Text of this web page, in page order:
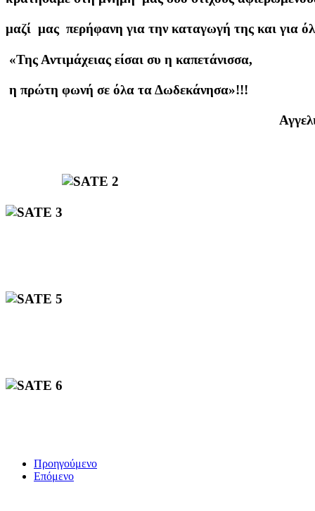
μαζί μας περήφανη για την καταγωγή της και για
«Της Αντιμάχειας είσαι συ η καπετάνισσα,
η πρώτη φωνή σε όλα τα Δωδεκάνησα»!!!
Αγγελική Γκανά-
Προηγούμενο
Επόμενο